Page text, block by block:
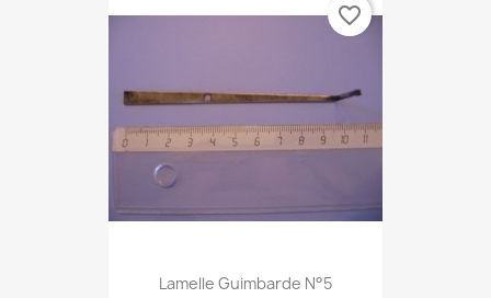
Lamelle Guimbarde N°5
favorite_border